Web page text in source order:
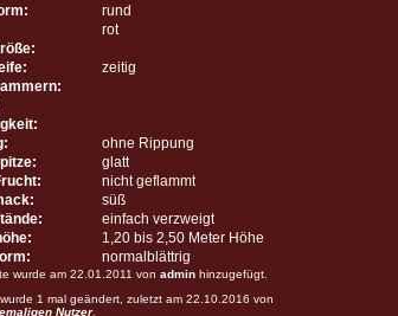
rund
rot
zeitig
ohne Rippung
glatt
nicht geflammt
süß
einfach verzweigt
1,20 bis 2,50 Meter Höhe
normalblättrig
wurde am 22.01.2011 von admin hinzugefügt.
1 mal geändert, zuletzt am 22.10.2016 von
Nutzer.